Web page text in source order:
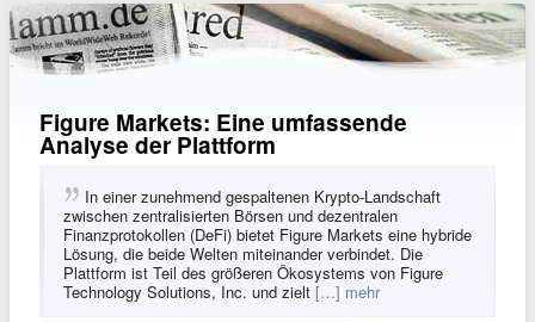
Figure Markets: Eine umfassende
Analyse der Plattform
In einer zunehmend gespaltenen Krypto-Landschaft
zwischen zentralisierten Börsen und dezentralen
Finanzprotokollen (DeFi) bietet Figure Markets eine hybride
Lösung, die beide Welten miteinander verbindet. Die
Plattform ist Teil des größeren Ökosystems von Figure
Technology Solutions, Inc. und zielt […] mehr